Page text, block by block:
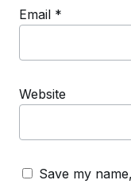
Email *
Website
Save my